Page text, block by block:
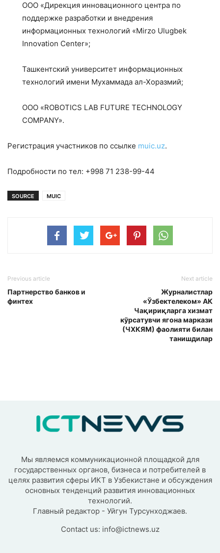
ООО «Дирекция инновационного центра по
поддержке разработки и внедрения
информационных технологий «Mirzo Ulugbek
Innovation Center»;
Ташкентский университет информационных
технологий имени Мухаммада ал-Хоразмий;
ООО «ROBOTICS LAB FUTURE TECHNOLOGY
COMPANY».
Регистрация участников по ссылке muic.uz.
Подробности по тел: +998 71 238-99-44
SOURCE MUIC
Previous article
Партнерство банков и
финтех
Next article
Журналистлар
«Ўзбектелеком» АК
Чақириқларга хизмат
кўрсатувчи ягона маркази
(ЧХКЯМ) фаолияти билан
танишдилар
Мы являемся коммуникационной площадкой для
государственных органов, бизнеса и потребителей в
целях развития сферы ИКТ в Узбекистане и обсуждения
основных тенденций развития инновационных
технологий.
Главный редактор - Уйгун Турсунходжаев.
Contact us: info@ictnews.uz